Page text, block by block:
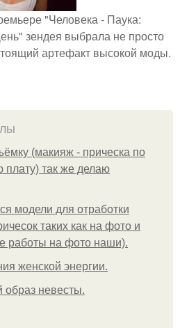
"Человека - Паука:
зендея выбрала не просто
артефакт высокой моды.
(макияж - прическа по
плату) так же делаю
модели для отработки
таких как на фото и
работы на фото наши).
женской энергии.
образ невесты.